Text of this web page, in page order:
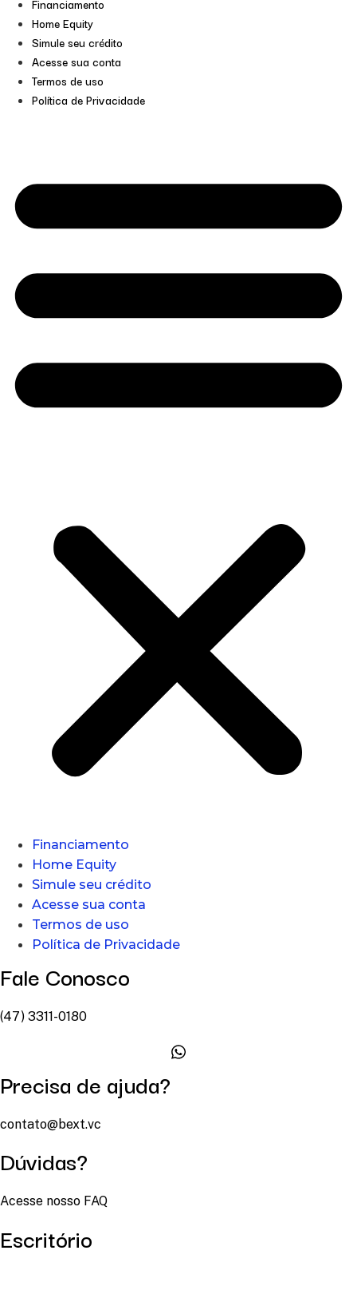
Financiamento
Home Equity
Simule seu crédito
Acesse sua conta
Termos de uso
Política de Privacidade
Financiamento
Home Equity
Simule seu crédito
Acesse sua conta
Termos de uso
Política de Privacidade
Fale Conosco
(47) 3311-0180
Precisa de ajuda?
contato@bext.vc
Dúvidas?
Acesse nosso FAQ
Escritório